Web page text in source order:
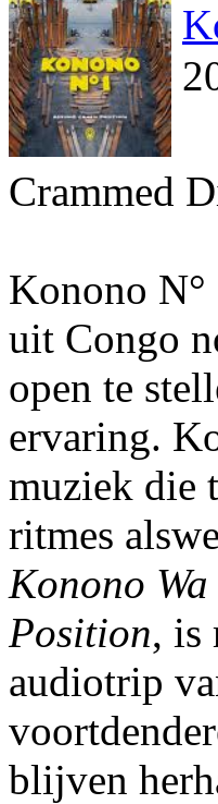
Crammed
Konono N°
uit Congo
open te
ervaring.
muziek die
ritmes
Konono Wa
Position, is
audiotrip
blijven